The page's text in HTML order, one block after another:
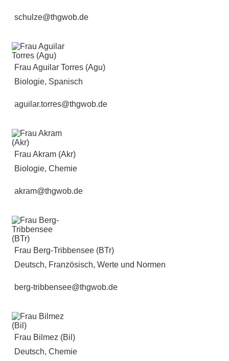
schulze@thgwob.de
Frau Aguilar Torres (Agu)
Biologie, Spanisch
aguilar.torres@thgwob.de
Frau Akram (Akr)
Biologie, Chemie
akram@thgwob.de
Frau Berg-Tribbensee (BTr)
Deutsch, Französisch, Werte und Normen
berg-tribbensee@thgwob.de
Frau Bilmez (Bil)
Deutsch, Chemie